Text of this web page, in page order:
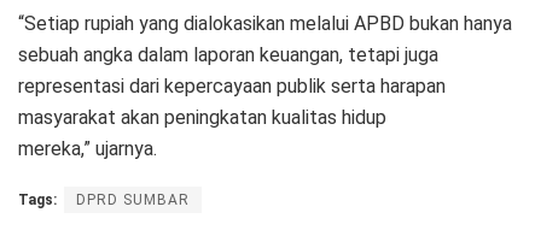
“Setiap rupiah yang dialokasikan melalui APBD bukan hanya
sebuah angka dalam laporan keuangan, tetapi juga
representasi dari kepercayaan publik serta harapan
masyarakat akan peningkatan kualitas hidup
mereka,” ujarnya.
Tags: DPRD SUMBAR